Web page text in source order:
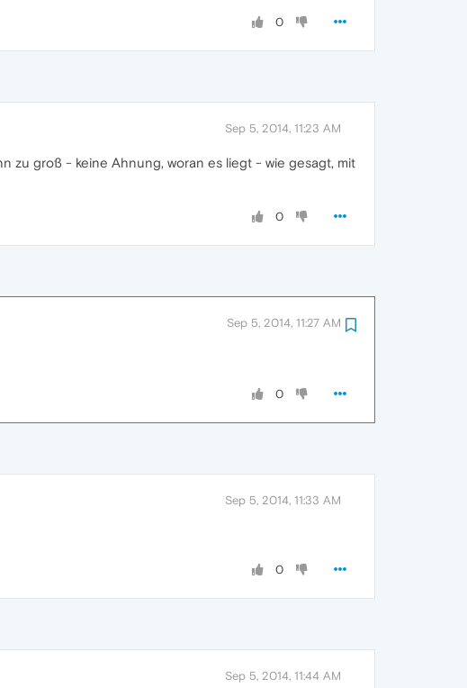
0
Sep 5, 2014, 11:23 AM
zu groß - keine Ahnung, woran es liegt - wie gesagt, mit
0
Sep 5, 2014, 11:27 AM
0
Sep 5, 2014, 11:33 AM
0
Sep 5, 2014, 11:44 AM